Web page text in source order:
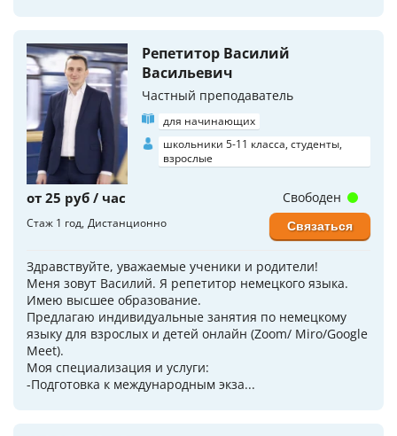
Репетитор Василий
Васильевич
Частный преподаватель
для начинающих
школьники 5-11 класса, студенты,
взрослые
от 25 руб / час
Стаж 1 год Дистанционно
Здравствуйте, уважаемые ученики и родители!
Меня зовут Василий. Я репетитор немецкого языка.
Имею высшее образование.
Предлагаю индивидуальные занятия по немецкому
языку для взрослых и детей онлайн (Zoom/ Miro/Google
Meet).
Моя специализация и услуги:
-Подготовка к международным экза...
Свободен
Связаться